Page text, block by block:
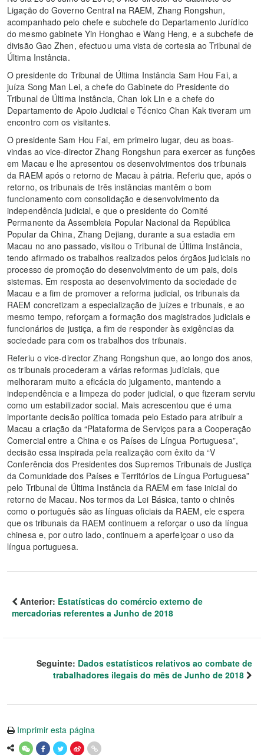
Ligação do Governo Central na RAEM, Zhang Rongshun,
acompanhado pelo chefe e subchefe do Departamento Jurídico
do mesmo gabinete Yin Honghao e Wang Heng, e a subchefe de
divisão Gao Zhen, efectuou uma vista de cortesia ao Tribunal de
Última Instância.
O presidente do Tribunal de Última Instância Sam Hou Fai, a
juíza Song Man Lei, a chefe do Gabinete do Presidente do
Tribunal de Última Instância, Chan Iok Lin e a chefe do
Departamento de Apoio Judicial e Técnico Chan Kak tiveram um
encontro com os visitantes.
O presidente Sam Hou Fai, em primeiro lugar, deu as boas-
vindas ao vice-director Zhang Rongshun para exercer as funções
em Macau e lhe apresentou os desenvolvimentos dos tribunais
da RAEM após o retorno de Macau à pátria. Referiu que, após o
retorno, os tribunais de três instâncias mantêm o bom
funcionamento com consolidação e desenvolvimento da
independência judicial, e que o presidente do Comité
Permanente da Assembleia Popular Nacional da República
Popular da China, Zhang Dejiang, durante a sua estadia em
Macau no ano passado, visitou o Tribunal de Última Instância,
tendo afirmado os trabalhos realizados pelos órgãos judiciais no
processo de promoção do desenvolvimento de um pais, dois
sistemas. Em resposta ao desenvolvimento da sociedade de
Macau e a fim de promover a reforma judicial, os tribunais da
RAEM concretizam a especialização de juízes e tribunais, e ao
mesmo tempo, reforçam a formação dos magistrados judiciais e
funcionários de justiça, a fim de responder às exigências da
sociedade para com os trabalhos dos tribunais.
Referiu o vice-director Zhang Rongshun que, ao longo dos anos,
os tribunais procederam a várias reformas judiciais, que
melhoraram muito a eficácia do julgamento, mantendo a
independência e a limpeza do poder judicial, o que fizeram serviu
como um estabilizador social. Mais acrescentou que é uma
importante decisão política tomada pelo Estado para atribuir a
Macau a criação da “Plataforma de Serviços para a Cooperação
Comercial entre a China e os Países de Língua Portuguesa”,
decisão essa inspirada pela realização com êxito da “V
Conferência dos Presidentes dos Supremos Tribunais de Justiça
da Comunidade dos Países e Territórios de Língua Portuguesa”
pelo Tribunal de Última Instância da RAEM em fase inicial do
retorno de Macau. Nos termos da Lei Básica, tanto o chinês
como o português são as línguas oficiais da RAEM, ele espera
que os tribunais da RAEM continuem a reforçar o uso da língua
chinesa e, por outro lado, continuem a aperfeiçoar o uso da
língua portuguesa.
Anterior: Estatísticas do comércio externo de
mercadorias referentes a Junho de 2018
Seguinte: Dados estatísticos relativos ao combate de
trabalhadores ilegais do mês de Junho de 2018
Imprimir esta página